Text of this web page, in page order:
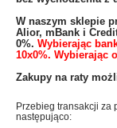
W naszym sklepie
Alior, mBank i
0%. Wybierając
10x0%. Wybierając
Zakupy na raty
Przebieg transakcji za
następująco: